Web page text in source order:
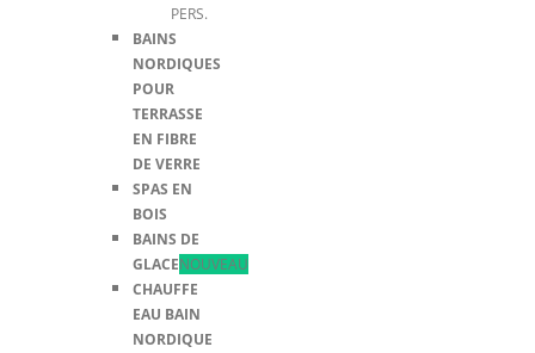
PERS.
BAINS
NORDIQUES
POUR
TERRASSE
EN FIBRE
DE VERRE
SPAS EN
BOIS
BAINS DE
GLACENOUVEAU
CHAUFFE
EAU BAIN
NORDIQUE